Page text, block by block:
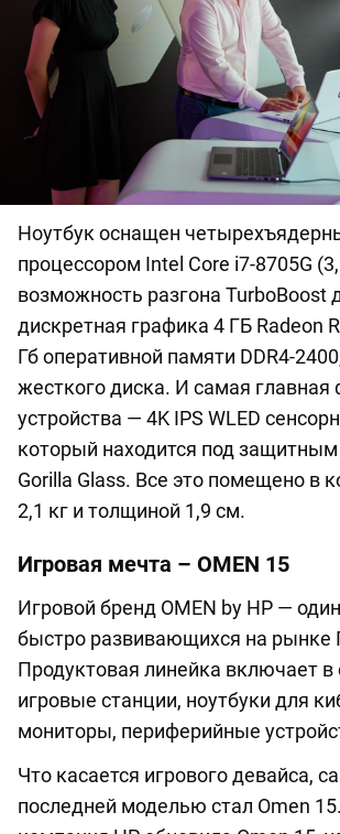
Ноутбук оснащен
процессором Intel Core i7-8705G
возможность разгона TurboBoost
дискретная графика 4 ГБ Radeon
Гб оперативной памяти DDR4-
жесткого диска. И самая главная
устройства — 4K IPS WLED
который находится под
Gorilla Glass. Все это помещено в
2,1 кг и толщиной 1,9 см.
Игровая мечта – OMEN 15
Игровой бренд OMEN by HP —
быстро развивающихся на рынке
Продуктовая линейка включает
игровые станции, ноутбуки для
мониторы, периферийные
Что касается игрового девайса,
последней моделью стал Omen